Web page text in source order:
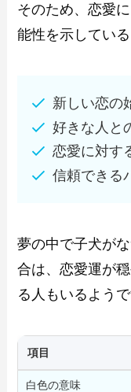
そのため、恋愛
能性を示してい
新しい恋の
好きな人と
恋愛に対す
信頼できる
夢の中で子犬が
合は、恋愛運が
る人もいるようで
項目
白色の意味